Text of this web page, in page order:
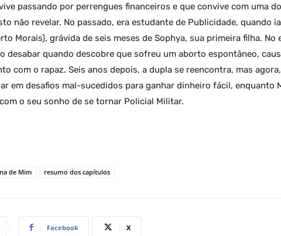
passando por perrengues financeiros e que convive com uma
não revelar. No passado, era estudante de Publicidade, quando
Morais), grávida de seis meses de Sophya, sua primeira filha. No
desabar quando descobre que sofreu um aborto espontâneo,
com o rapaz. Seis anos depois, a dupla se reencontra, mas
em desafios mal-sucedidos para ganhar dinheiro fácil, enquanto
o seu sonho de se tornar Policial Militar.
de Mim resumo dos capítulos
Facebook X